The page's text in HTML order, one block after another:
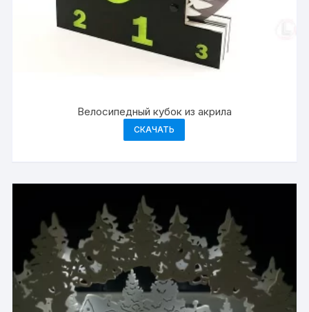
Велосипедный кубок из акрила
СКАЧАТЬ